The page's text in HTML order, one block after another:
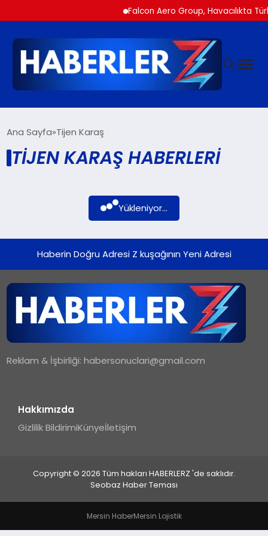
Falcon Aero Group, Havacılıkta
SIYASET
SPOR
TEKNOLOJI
Ana Sayfa Tijen Karaş
TIJEN KARAŞ HABERLERI
Yükleniyor...
Haberin Doğru Adresi Z kuşağının Yeni Adresi
Reklam & İşbirliği:habersonuclari@gmail.com
Hakkımızda
Gizlilik BildirimiKünyeİletişim
Copyright © 2026 Tüm hakları HABERLERZ 'de saklıdır.
Seobaz Haber Teması
Mersin HaberMersin Lojistik